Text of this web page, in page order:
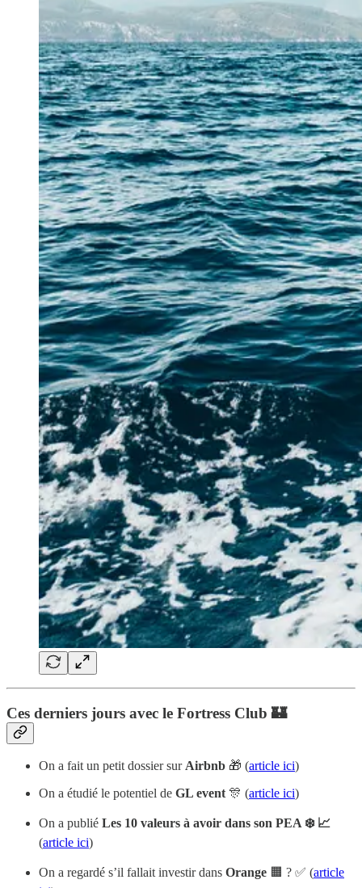
Ces derniers jours avec le Fortress Club 🏰
On a fait un petit dossier sur Airbnb 🎁 (article ici)
On a étudié le potentiel de GL event 🎊 (article ici)
On a publié Les 10 valeurs à avoir dans son PEA ❄️ 📈
(article ici)
On a regardé s’il fallait investir dans Orange 🟧 ? ✅ (article